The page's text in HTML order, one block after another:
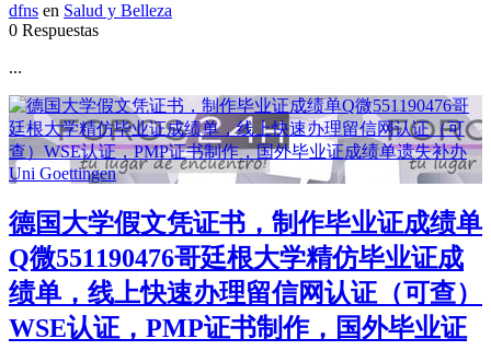
dfns en Salud y Belleza
0 Respuestas
...
德国大学假文凭证书，制作毕业证成绩单
Q微551190476哥廷根大学精仿毕业证成
绩单，线上快速办理留信网认证（可查）
WSE认证，PMP证书制作，国外毕业证